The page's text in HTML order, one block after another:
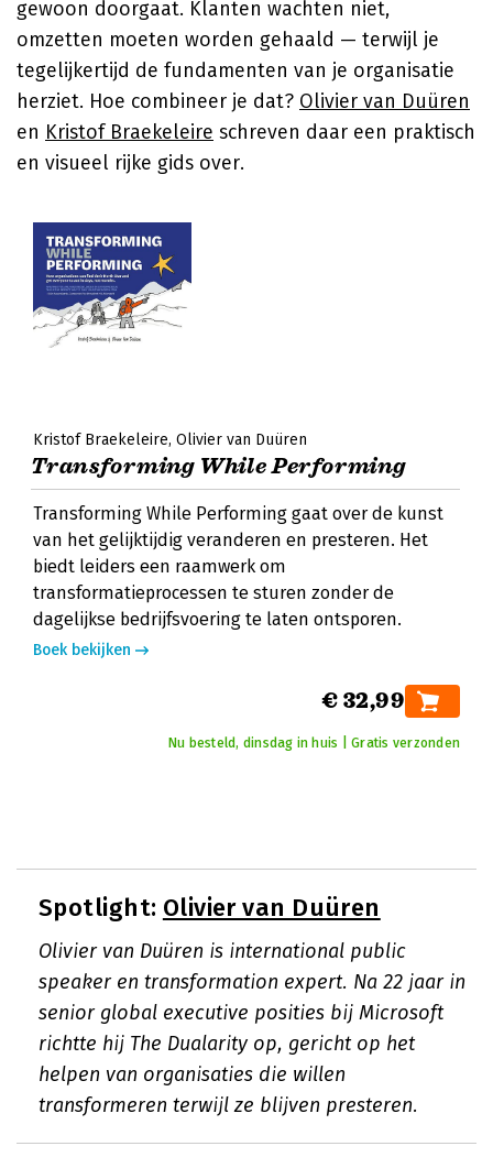
gewoon doorgaat. Klanten wachten niet,
omzetten moeten worden gehaald — terwijl je
tegelijkertijd de fundamenten van je organisatie
herziet. Hoe combineer je dat? Olivier van Duüren
en Kristof Braekeleire schreven daar een praktisch
en visueel rijke gids over.
Kristof Braekeleire Olivier van Duüren
Transforming While Performing
Transforming While Performing gaat over de kunst
van het gelijktijdig veranderen en presteren. Het
biedt leiders een raamwerk om
transformatieprocessen te sturen zonder de
dagelijkse bedrijfsvoering te laten ontsporen.
Boek bekijken
€ 32,99
Nu besteld, dinsdag in huis | Gratis verzonden
Spotlight: Olivier van Duüren
Olivier van Duüren is international public
speaker en transformation expert. Na 22 jaar in
senior global executive posities bij Microsoft
richtte hij The Dualarity op, gericht op het
helpen van organisaties die willen
transformeren terwijl ze blijven presteren.